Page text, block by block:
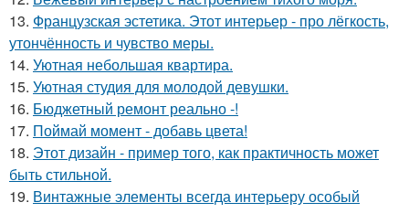
13. Французская эстетика. Этот интерьер - про лёгкость,
утончённость и чувство меры.
14. Уютная небольшая квартира.
15. Уютная студия для молодой девушки.
16. Бюджетный ремонт реально -!
17. Поймай момент - добавь цвета!
18. Этот дизайн - пример того, как практичность может
быть стильной.
19. Винтажные элементы всегда интерьеру особый